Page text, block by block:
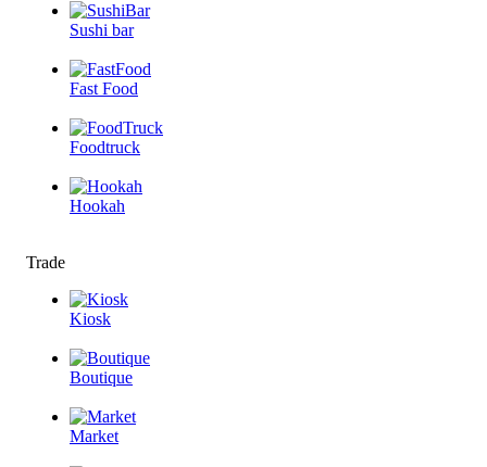
Sushi bar
Fast Food
Foodtruck
Hookah
Trade
Kiosk
Boutique
Market